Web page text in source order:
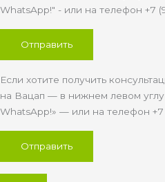
WhatsApp!" - или на телефон +7
Если хотите получить
на Вацап — в нижнем левом
WhatsApp!» — или на телефон +7